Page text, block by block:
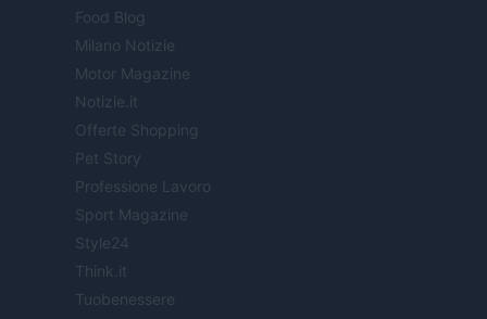
Food Blog
Milano Notizie
Motor Magazine
Notizie.it
Offerte Shopping
Pet Story
Professione Lavoro
Sport Magazine
Style24
Think.it
Tuobenessere